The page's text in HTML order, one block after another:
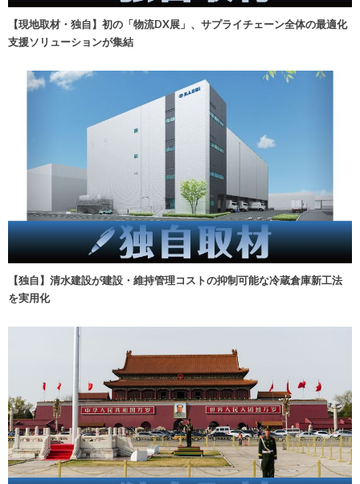
【現地取材・独自】初の「物流DX展」、サプライチェーン全体の最適化
支援ソリューションが集結
【独自】清水建設が建設・維持管理コストの抑制可能な冷蔵倉庫新工法
を実用化